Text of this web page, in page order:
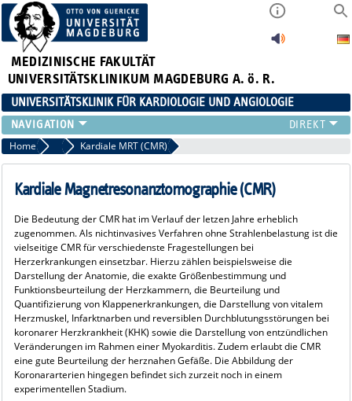
MEDIZINISCHE FAKULTÄT
UNIVERSITÄTSKLINIKUM MAGDEBURG A. ö. R.
UNIVERSITÄTSKLINIK FÜR KARDIOLOGIE UND ANGIOLOGIE
TEAM
PATIENTEN
ZENTREN
FORSCHUNG
Home Bildgebung
Kardiale MRT (CMR)
Kardiale Magnetresonanztomographie (CMR)
Die Bedeutung der CMR hat im Verlauf der letzen Jahre erheblich
zugenommen. Als nichtinvasives Verfahren ohne Strahlenbelastung ist die
vielseitige CMR für verschiedenste Fragestellungen bei
Herzerkrankungen einsetzbar. Hierzu zählen beispielsweise die
Darstellung der Anatomie, die exakte Größenbestimmung und
Funktionsbeurteilung der Herzkammern, die Beurteilung und
Quantifizierung von Klappenerkrankungen, die Darstellung von vitalem
Herzmuskel, Infarktnarben und reversiblen Durchblutungsstörungen bei
koronarer Herzkrankheit (KHK) sowie die Darstellung von entzündlichen
Veränderungen im Rahmen einer Myokarditis. Zudem erlaubt die CMR
eine gute Beurteilung der herznahen Gefäße. Die Abbildung der
Koronararterien hingegen befindet sich zurzeit noch in einem
experimentellen Stadium.